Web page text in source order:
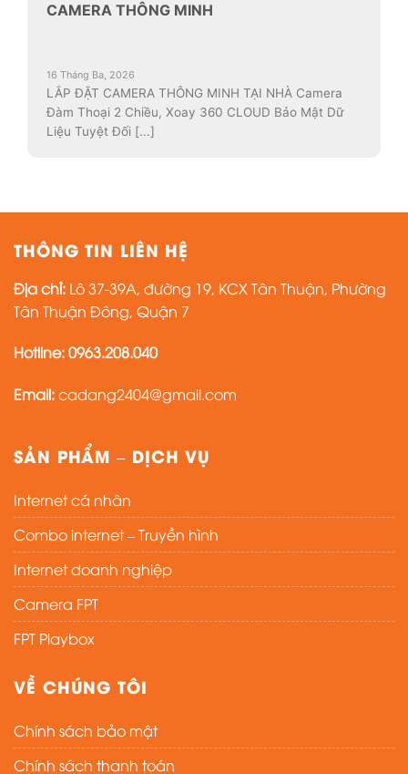
CAMERA THÔNG MINH
16 Tháng Ba, 2026
LẮP ĐẶT CAMERA THÔNG MINH TẠI NHÀ Camera
Đàm Thoại 2 Chiều, Xoay 360 CLOUD Bảo Mật Dữ
Liệu Tuyệt Đối [...]
THÔNG TIN LIÊN HỆ
Địa chỉ: Lô 37-39A, đường 19, KCX Tân Thuận, Phường
Tân Thuận Đông, Quận 7
Hotline: 0963.208.040
Email:cadang2404@gmail.com
SẢN PHẨM – DỊCH VỤ
Internet cá nhân
Combo internet – Truyền hình
Internet doanh nghiệp
Camera FPT
FPT Playbox
VỀ CHÚNG TÔI
Chính sách bảo mật
Chính sách thanh toán